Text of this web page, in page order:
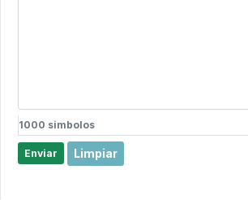
1000 simbolos
Enviar Limpiar